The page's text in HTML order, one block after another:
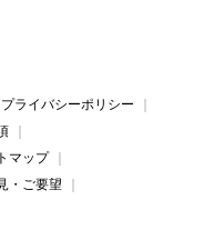
プライバシーポリシー
マップ
・ご要望